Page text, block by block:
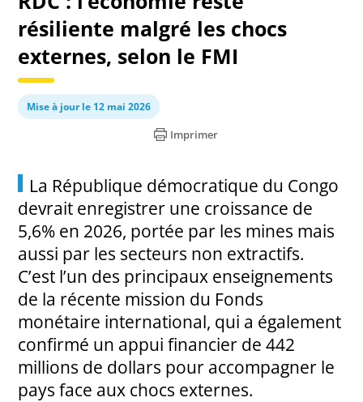
résiliente malgré les chocs
externes, selon le FMI
Mise à jour le 12 mai 2026
Imprimer
La République démocratique du Congo
devrait enregistrer une croissance de
5,6% en 2026, portée par les mines mais
aussi par les secteurs non extractifs.
C’est l’un des principaux enseignements
de la récente mission du Fonds
monétaire international, qui a également
confirmé un appui financier de 442
millions de dollars pour accompagner le
pays face aux chocs externes.